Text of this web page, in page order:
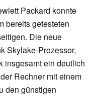
Packard konnte
bereits getesteten
Die neue
Skylake-Prozessor,
insgesamt ein deutlich
Rechner mit einem
den günstigen